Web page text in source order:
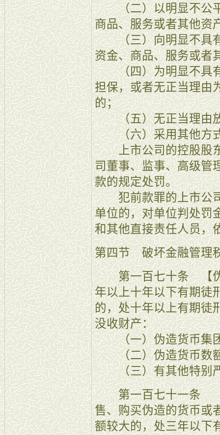
（二）以明显不公平
商品、服务或者其他资
（三）向明显不具有
资金、商品、服务或者
（四）为明显不具有
担保，或者无正当理由
的；
（五）无正当理由放
（六）采用其他方式
上市公司的控股股东
司董事、监事、高级管
款的规定处罚。
犯前款罪的上市公司
单位的，对单位判处罚
和其他直接责任人员，
第四节 破坏金融管理
第一百七十条 【伪
年以上十年以下有期徒
的，处十年以上有期徒
没收财产：
（一）伪造货币集团
（二）伪造货币数额
（三）有其他特别严
第一百七十一条 【
售、购买伪造的货币或
额较大的，处三年以下